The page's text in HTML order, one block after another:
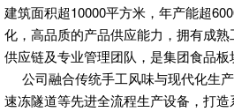
建筑面积超10000平方米，年产能超
化，高品质的产品供应能力，拥有成
供应链及专业管理团队，是集团食品板
公司融合传统手工风味与现代化生
速冻隧道等先进全流程生产设备，打